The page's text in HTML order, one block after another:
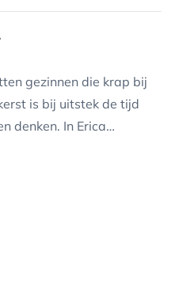
gezinnen die krap bij
is bij uitstek de tijd
denken. In Erica…